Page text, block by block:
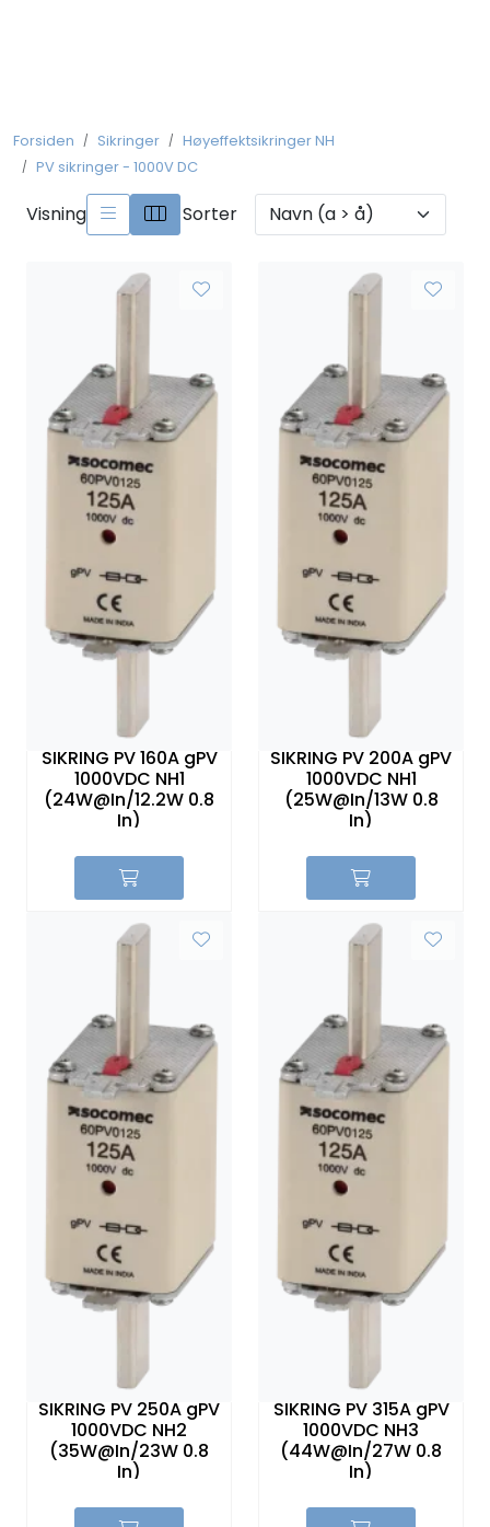
Forsiden Sikringer
Høyeffektsikringer NH
PV sikringer - 1000V DC
Visning Sorter
SIKRING PV 160A gPV
1000VDC NH1
(24W@In/12.2W 0.8
In)
SIKRING PV 200A gPV
1000VDC NH1
(25W@In/13W 0.8
In)
SIKRING PV 250A gPV
1000VDC NH2
(35W@In/23W 0.8
In)
SIKRING PV 315A gPV
1000VDC NH3
(44W@In/27W 0.8
In)
Kobberforbindelser
Måling og Instrumentering
Betjeningsmatriell
Skinnesystem
Montasjemateriell
Sikringer
Leverandører
Nyheter